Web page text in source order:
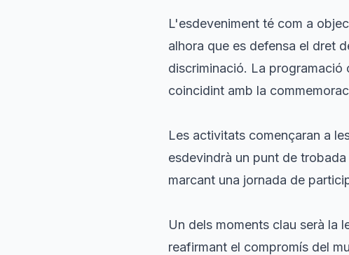
L'esdeveniment té com a
alhora que es defensa el dret
discriminació. La programació
coincidint amb la
Les activitats començaran a
esdevindrà un punt de
marcant una jornada de
Un dels moments clau serà la
reafirmant el compromís del